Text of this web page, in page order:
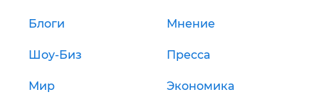
Блоги Мнение
Шоу-Биз Пресса
Мир Экономика